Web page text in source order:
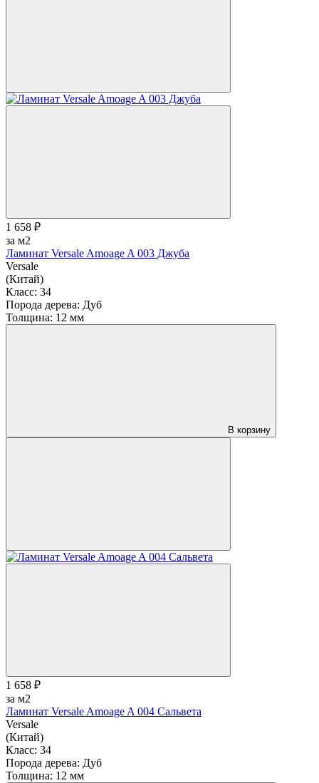
1 658 ₽
за м2
Ламинат Versale Amoage A 003 Джуба
Versale
(Китай)
Класс: 34
Порода дерева: Дуб
Толщина: 12 мм
В корзину
1 658 ₽
за м2
Ламинат Versale Amoage A 004 Сальвета
Versale
(Китай)
Класс: 34
Порода дерева: Дуб
Толщина: 12 мм